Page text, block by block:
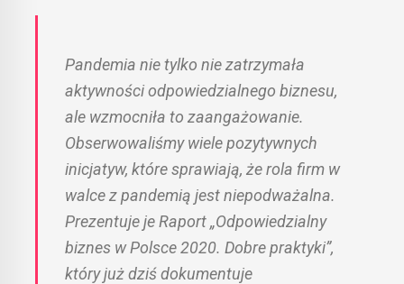
Pandemia nie tylko nie zatrzymała
aktywności odpowiedzialnego biznesu,
ale wzmocniła to zaangażowanie.
Obserwowaliśmy wiele pozytywnych
inicjatyw, które sprawiają, że rola firm w
walce z pandemią jest niepodważalna.
Prezentuje je Raport „Odpowiedzialny
biznes w Polsce 2020. Dobre praktyki”,
który już dziś dokumentuje